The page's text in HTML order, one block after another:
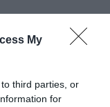
My
third parties, or
for